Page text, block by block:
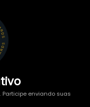
enviando suas